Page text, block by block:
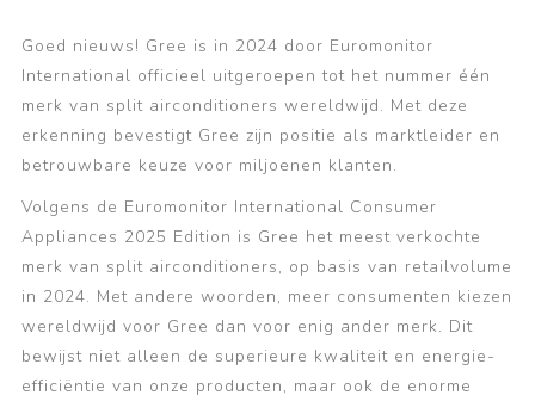
Goed nieuws! Gree is in 2024 door Euromonitor
International officieel uitgeroepen tot het nummer één
merk van split airconditioners wereldwijd. Met deze
erkenning bevestigt Gree zijn positie als marktleider en
betrouwbare keuze voor miljoenen klanten.
Volgens de Euromonitor International Consumer
Appliances 2025 Edition is Gree het meest verkochte
merk van split airconditioners, op basis van retailvolume
in 2024. Met andere woorden, meer consumenten kiezen
wereldwijd voor Gree dan voor enig ander merk. Dit
bewijst niet alleen de superieure kwaliteit en energie-
efficiëntie van onze producten, maar ook de enorme